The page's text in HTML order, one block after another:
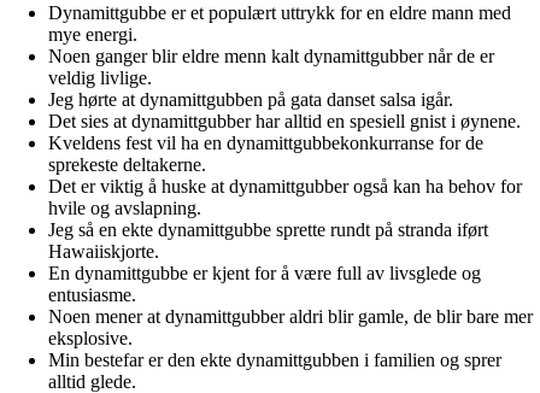
Dynamittgubbe er et populært uttrykk for en eldre mann med
mye energi.
Noen ganger blir eldre menn kalt dynamittgubber når de er
veldig livlige.
Jeg hørte at dynamittgubben på gata danset salsa igår.
Det sies at dynamittgubber har alltid en spesiell gnist i øynene.
Kveldens fest vil ha en dynamittgubbekonkurranse for de
sprekeste deltakerne.
Det er viktig å huske at dynamittgubber også kan ha behov for
hvile og avslapning.
Jeg så en ekte dynamittgubbe sprette rundt på stranda iført
Hawaiiskjorte.
En dynamittgubbe er kjent for å være full av livsglede og
entusiasme.
Noen mener at dynamittgubber aldri blir gamle, de blir bare mer
eksplosive.
Min bestefar er den ekte dynamittgubben i familien og sprer
alltid glede.